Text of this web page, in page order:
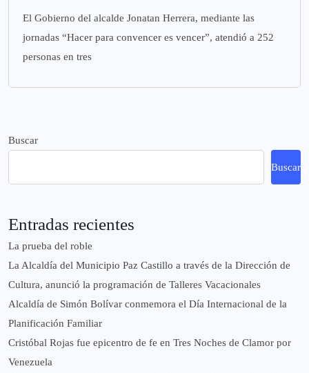
El Gobierno del alcalde Jonatan Herrera, mediante las
jornadas “Hacer para convencer es vencer”, atendió a 252
personas en tres
Buscar
Buscar
Entradas recientes
La prueba del roble
La Alcaldía del Municipio Paz Castillo a través de la Dirección de
Cultura, anunció la programación de Talleres Vacacionales
Alcaldía de Simón Bolívar conmemora el Día Internacional de la
Planificación Familiar
Cristóbal Rojas fue epicentro de fe en Tres Noches de Clamor por
Venezuela